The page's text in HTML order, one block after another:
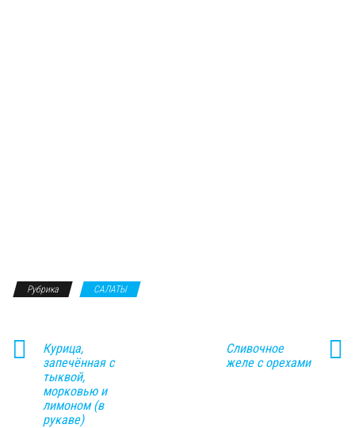
Рубрика САЛАТЫ
Курица,
запечённая с
тыквой,
морковью и
лимоном (в
рукаве)
Сливочное
желе с орехами